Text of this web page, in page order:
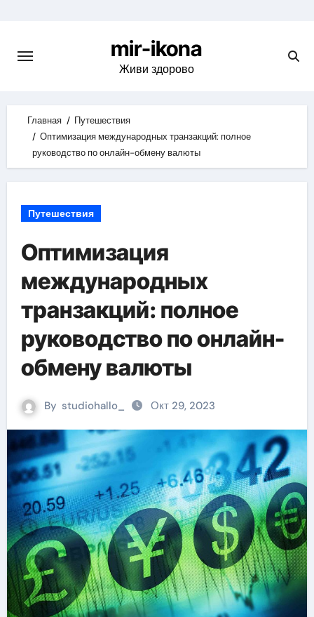
content
mir-ikona
Живи здорово
Главная
Путешествия
Оптимизация международных транзакций: полное
руководство по онлайн-обмену валюты
Путешествия
Оптимизация
международных
транзакций: полное
руководство по онлайн-
обмену валюты
By studiohallo_ Окт 29, 2023